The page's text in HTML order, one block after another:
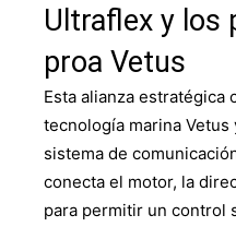
Ultraflex y los
proa Vetus
Esta alianza estratégica
tecnología marina
sistema de
conecta el motor, la
para permitir un control